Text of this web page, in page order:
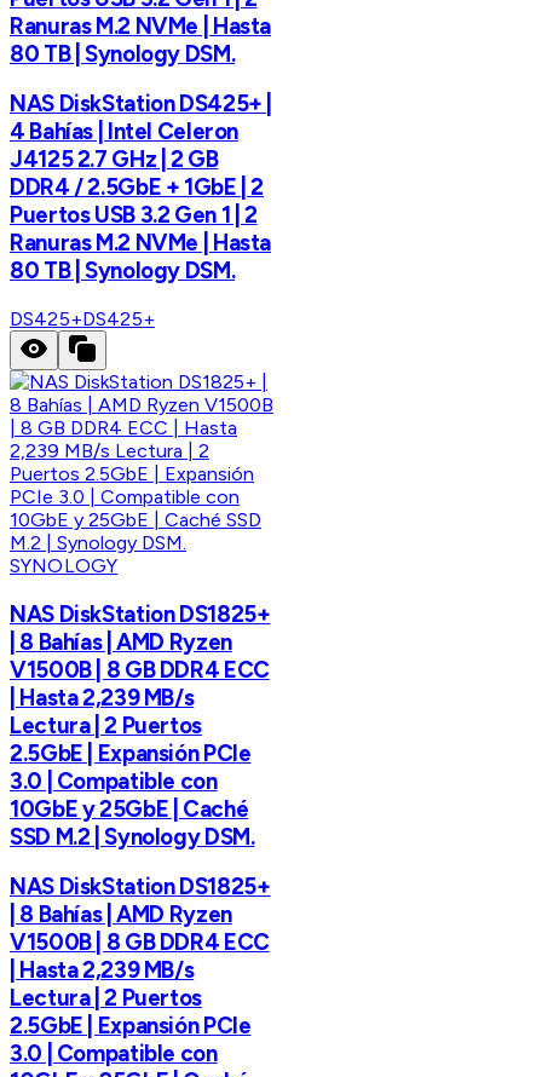
Ranuras M.2 NVMe | Hasta
80 TB | Synology DSM.
NAS DiskStation DS425+ |
4 Bahías | Intel Celeron
J4125 2.7 GHz | 2 GB
DDR4 / 2.5GbE + 1GbE | 2
Puertos USB 3.2 Gen 1 | 2
Ranuras M.2 NVMe | Hasta
80 TB | Synology DSM.
DS425+DS425+
SYNOLOGY
NAS DiskStation DS1825+
| 8 Bahías | AMD Ryzen
V1500B | 8 GB DDR4 ECC
| Hasta 2,239 MB/s
Lectura | 2 Puertos
2.5GbE | Expansión PCIe
3.0 | Compatible con
10GbE y 25GbE | Caché
SSD M.2 | Synology DSM.
NAS DiskStation DS1825+
| 8 Bahías | AMD Ryzen
V1500B | 8 GB DDR4 ECC
| Hasta 2,239 MB/s
Lectura | 2 Puertos
2.5GbE | Expansión PCIe
3.0 | Compatible con